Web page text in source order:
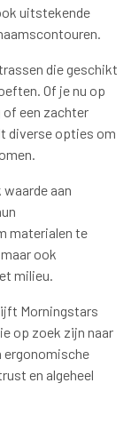
uitstekende
die geschikt
Of je nu op
of een zachter
diverse opties om
aan
materialen te
ook
milieu.
Morningstars
op zoek zijn naar
ergonomische
en algeheel